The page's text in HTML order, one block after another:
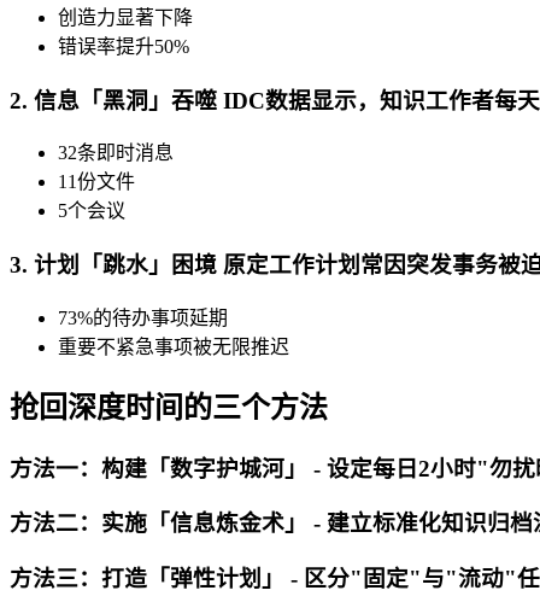
创造力显著下降
错误率提升50%
2. 信息「黑洞」吞噬 IDC数据显示，知识工作者每天
32条即时消息
11份文件
5个会议
3. 计划「跳水」困境 原定工作计划常因突发事务被
73%的待办事项延期
重要不紧急事项被无限推迟
抢回深度时间的三个方法
方法一：构建「数字护城河」 - 设定每日2小时"勿
方法二：实施「信息炼金术」 - 建立标准化知识归
方法三：打造「弹性计划」 - 区分"固定"与"流动"